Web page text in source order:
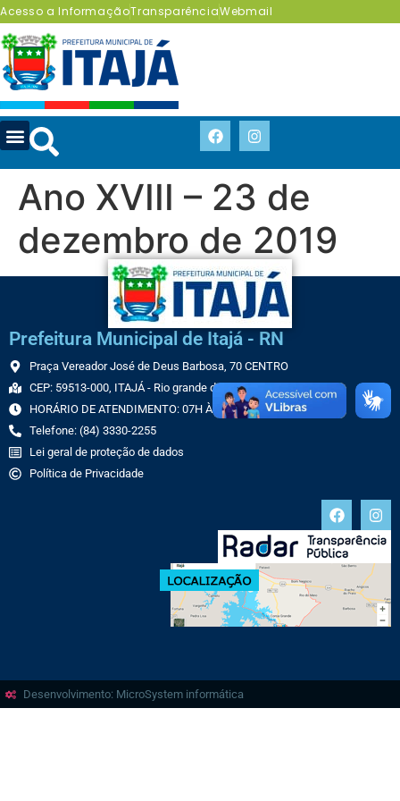
Acesso a InformaçãoTransparênciaWebmail
Ano XVIII – 23 de
dezembro de 2019
Prefeitura Municipal de Itajá - RN
Praça Vereador José de Deus Barbosa, 70 CENTRO
CEP: 59513-000, ITAJÁ - Rio grande do Norte
HORÁRIO DE ATENDIMENTO: 07H ÀS 13H
Telefone: (84) 3330-2255
Lei geral de proteção de dados
Política de Privacidade
Desenvolvimento: MicroSystem informática